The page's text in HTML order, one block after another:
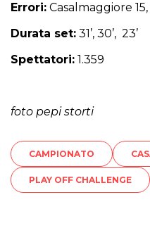
Errori: Casalmaggiore
Durata set: 31’, 30’, 23’
Spettatori: 1.359
foto pepi storti
CAMPIONATO
PLAY OFF CHALLENGE